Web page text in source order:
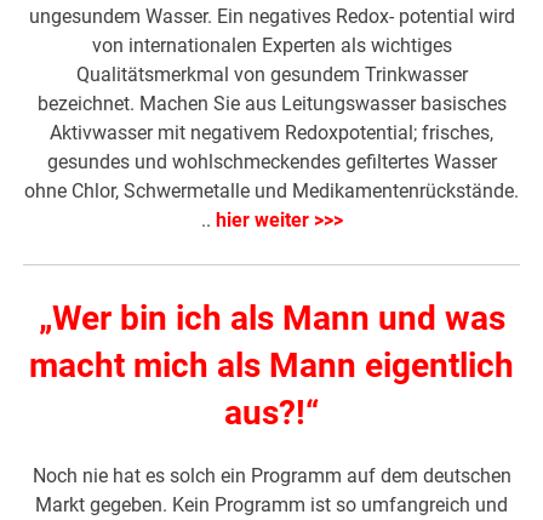
ungesundem Wasser. Ein negatives Redox- potential wird
von internationalen Experten als wichtiges
Qualitätsmerkmal von gesundem Trinkwasser
bezeichnet. Machen Sie aus Leitungswasser basisches
Aktivwasser mit negativem Redoxpotential; frisches,
gesundes und wohlschmeckendes gefiltertes Wasser
ohne Chlor, Schwermetalle und Medikamentenrückstände.
.. hier weiter >>>
„Wer bin ich als Mann und was
macht mich als Mann eigentlich
aus?!“
Noch nie hat es solch ein Programm auf dem deutschen
Markt gegeben. Kein Programm ist so umfangreich und